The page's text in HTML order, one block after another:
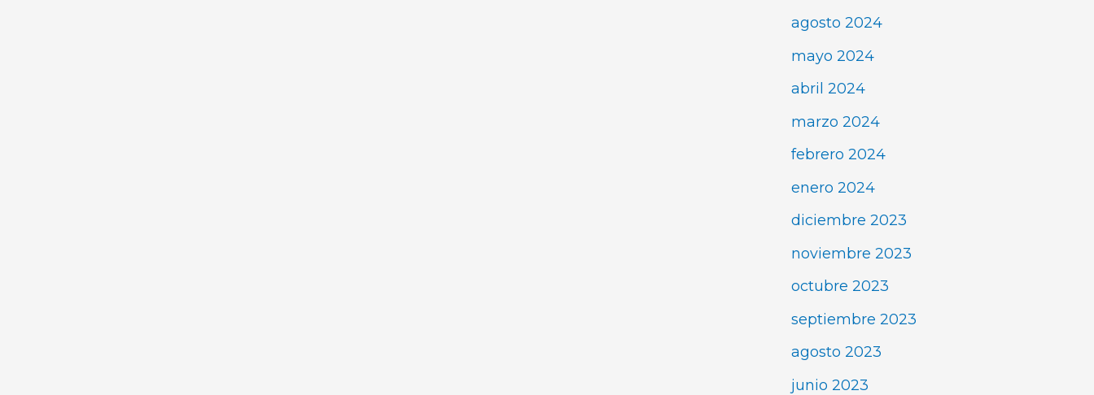
agosto 2024
mayo 2024
abril 2024
marzo 2024
febrero 2024
enero 2024
diciembre 2023
noviembre 2023
octubre 2023
septiembre 2023
agosto 2023
junio 2023